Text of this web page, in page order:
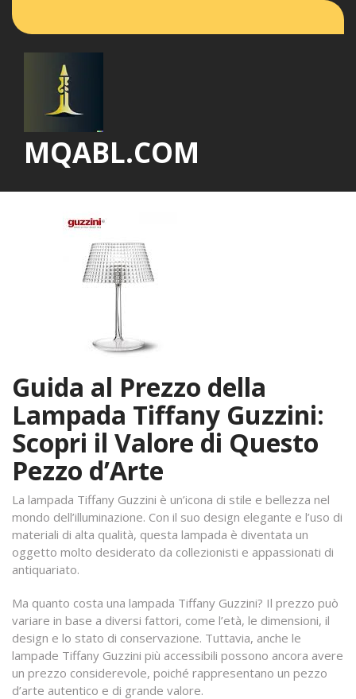
MQABL.COM
Guida al Prezzo della
Lampada Tiffany Guzzini:
Scopri il Valore di Questo
Pezzo d’Arte
La lampada Tiffany Guzzini è un’icona di stile e bellezza nel
mondo dell’illuminazione. Con il suo design elegante e l’uso di
materiali di alta qualità, questa lampada è diventata un
oggetto molto desiderato da collezionisti e appassionati di
antiquariato.
Ma quanto costa una lampada Tiffany Guzzini? Il prezzo può
variare in base a diversi fattori, come l’età, le dimensioni, il
design e lo stato di conservazione. Tuttavia, anche le
lampade Tiffany Guzzini più accessibili possono ancora avere
un prezzo considerevole, poiché rappresentano un pezzo
d’arte autentico e di grande valore.